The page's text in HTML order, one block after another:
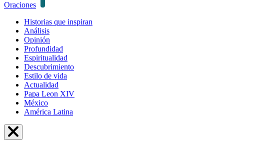
Oraciones
Historias que inspiran
Análisis
Opinión
Profundidad
Espiritualidad
Descubrimiento
Estilo de vida
Actualidad
Papa Leon XIV
México
América Latina